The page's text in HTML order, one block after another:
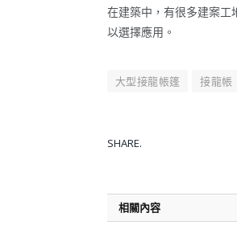
在建築中，有很多建案工
以選擇應用。
大型接龍帳篷 接龍帳
SHARE.
相關內容